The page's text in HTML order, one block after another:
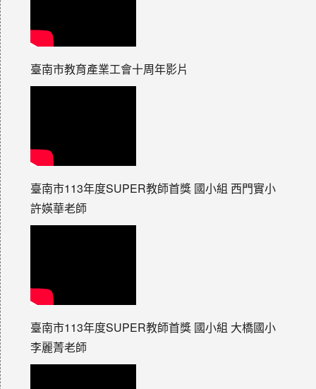
臺南市教育產業工會十周年影片
臺南市113年度SUPER教師首獎 國小組 西門實小
許媖華老師
臺南市113年度SUPER教師首獎 國小組 大橋國小
李麗菁老師